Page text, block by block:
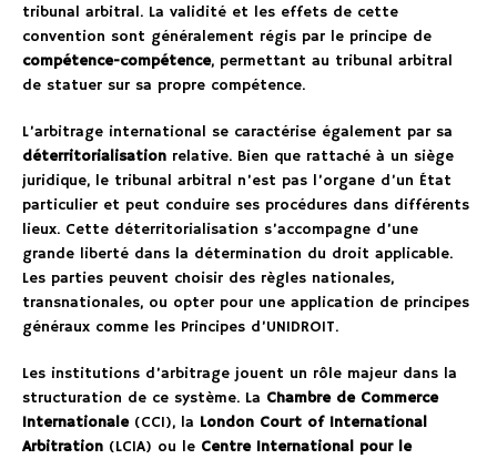
tribunal arbitral. La validité et les effets de cette
convention sont généralement régis par le principe de
compétence-compétence, permettant au tribunal arbitral
de statuer sur sa propre compétence.
L’arbitrage international se caractérise également par sa
déterritorialisation relative. Bien que rattaché à un siège
juridique, le tribunal arbitral n’est pas l’organe d’un État
particulier et peut conduire ses procédures dans différents
lieux. Cette déterritorialisation s’accompagne d’une
grande liberté dans la détermination du droit applicable.
Les parties peuvent choisir des règles nationales,
transnationales, ou opter pour une application de principes
généraux comme les Principes d’UNIDROIT.
Les institutions d’arbitrage jouent un rôle majeur dans la
structuration de ce système. La Chambre de Commerce
Internationale(CCI), la London Court of International
Arbitration (LCIA) ou le Centre International pour le